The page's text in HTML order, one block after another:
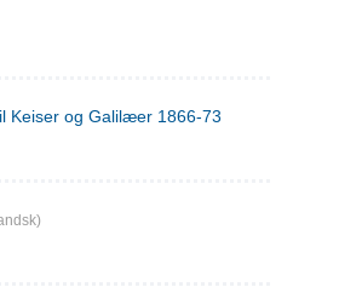
Keiser og Galilæer 1866-73